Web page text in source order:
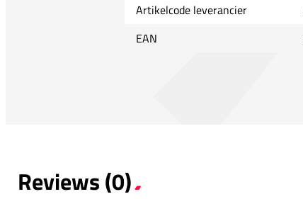
Artikelcode leverancier
EAN
Reviews (0)